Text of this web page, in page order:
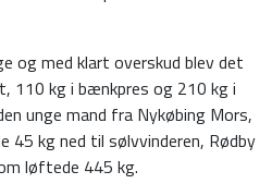
og med klart overskud blev det
110 kg i bænkpres og 210 kg i
unge mand fra Nykøbing Mors,
45 kg ned til sølvvinderen, Rødby
løftede 445 kg.